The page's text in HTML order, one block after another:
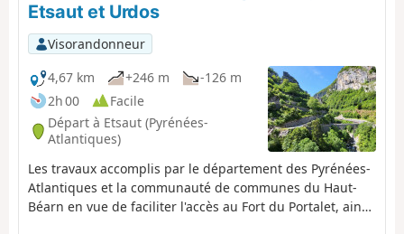
toutes saisons ; éviter cependant les
périodes humides ! Avertissement
(2025) : suite aux inondations
dramatiques en vallée d'Aspe en
septembre 2024, il se peut que
certains passages du chemin soient
dégradés. Se renseigner avant de
Etsaut et Urdos
Visorandonneur
4,67 km
+246 m
-126 m
2h 00
Facile
Départ à Etsaut (Pyrénées-
Atlantiques)
Les travaux accomplis par le département des Pyrénées-
Atlantiques et la communauté de communes du Haut-
Béarn en vue de faciliter l'accès au Fort du Portalet, ainsi